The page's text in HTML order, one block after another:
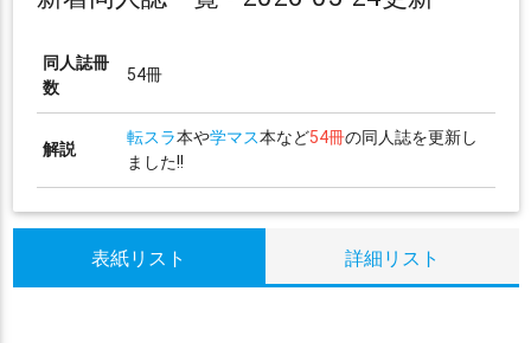
同人誌冊
数
54冊
解説
転スラ本や学マス本など54冊の同人誌を更新し
ました!!
表紙リスト 詳細リスト